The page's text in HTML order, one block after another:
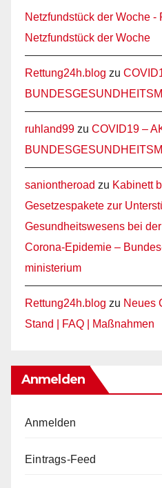
Netzfundstück der Woche -
Netzfundstück der Woche
Rettung24h.blog zu
ruhland99 zu COVID19 –
saniontheroad zu Kabinett
Gesetzespakete zur
Gesundheitswesens bei
Corona-Epidemie –
ministerium
Rettung24h.blog zu Neues
Stand | FAQ | Maßnahmen
Anmelden
Anmelden
Eintrags-Feed